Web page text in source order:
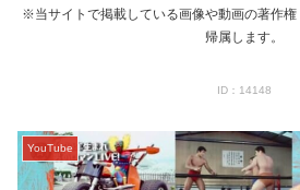
※当サイトで掲載している画像や動画の著作
帰属します。
ID：14148
YouTube